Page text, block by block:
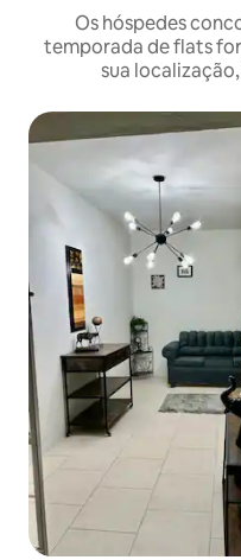
Os hóspedes
temporada de flats
sua